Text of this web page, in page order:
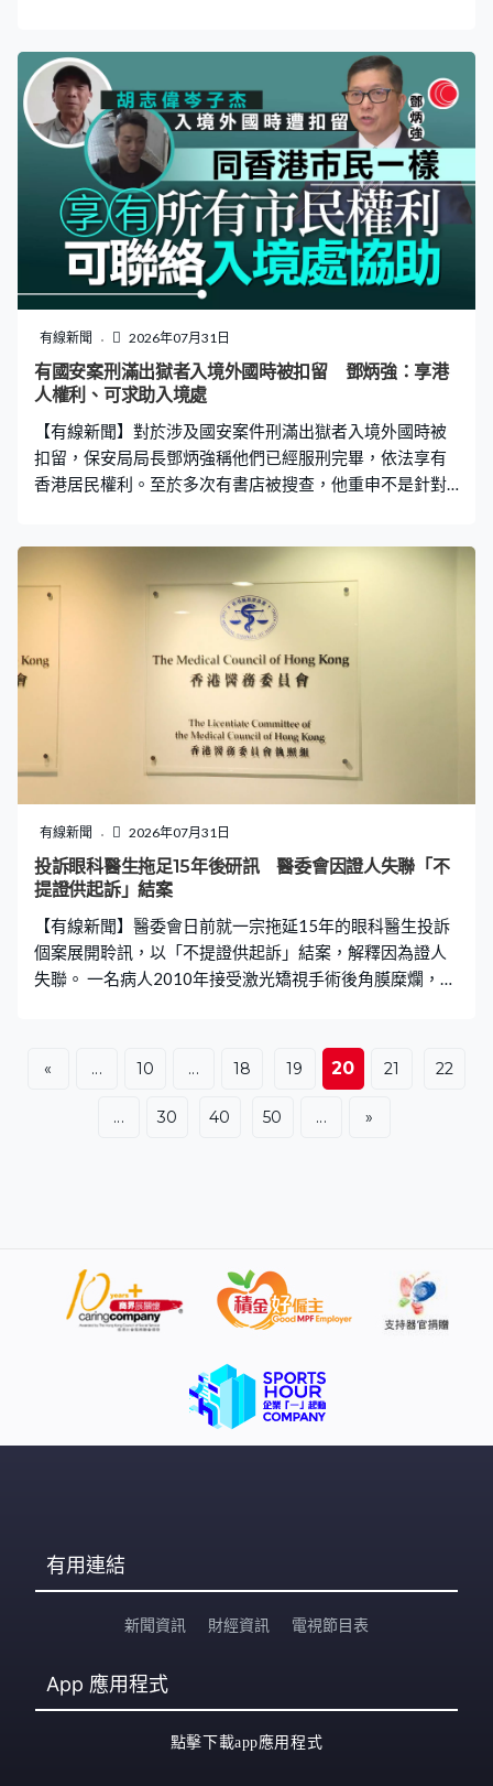
元。原本7月初的審期已取消，最新顯示重新排期在11月
30日審訊，預留聆訊時間增至2日。
有線新聞 2026年07月31日
有國安案刑滿出獄者入境外國時被扣留 鄧炳強：享港
人權利、可求助入境處
【有線新聞】對於涉及國安案件刑滿出獄者入境外國時被
扣留，保安局局長鄧炳強稱他們已經服刑完畢，依法享有
香港居民權利。至於多次有書店被搜查，他重申不是針對
在入境英國及日本時被扣留，保安局局長鄧炳強被問到對
於外國政府做法有何看法。鄧炳強：「就著因為國安法服
刑完畢人士，這些人已經完成服刑，情況與香港其他市民
一樣，享有所有市民權利、一樣的。但當如果遇到事情，
與普通市民一樣，可以聯絡入境處港人在外協助小組。」
國安處早前搜查多間書店，店員涉嫌違反國安法被捕，亦
有書店參展書展被拒後接連宣布結業，鄧炳強重申不是針
對某一類型店舖。鄧炳強：「不要說國安法針對任何類型
店舖，絕對不會，國安法是一條法律，無論你是人抑或不
同類型公司，犯法有證據就會拘捕，有足夠證據就會提
告，不能隨意某一職業或店舖就針對你，不是的，我是針
對所有犯法的人及團體。」 鄧炳強稱目前執法及檢控基準
已非常清晰，而早前亦多次重申不會設立禁書名單。
有線新聞 2026年07月31日
投訴眼科醫生拖足15年後研訊 醫委會因證人失聯「不
提證供起訴」結案
【有線新聞】醫委會日前就一宗拖延15年的眼科醫生投訴
個案展開聆訊，以「不提證供起訴」結案，解釋因為證人
失聯。 一名病人2010年接受激光矯視手術後角膜糜爛，翌
於案件的具體客觀情況，並以證據為唯一依據，醫委會秘
書在研訊開始時考慮到所有可援引的證據、控方證人失聯
等因素，認為原定提控失去基礎，案件不再具備合理定罪
« ... 10 ... 18 19 20 21 22
... 30 40 50 ... »
有用連結
新聞資訊 財經資訊 電視節目表
App 應用程式
點擊下載app應用程式